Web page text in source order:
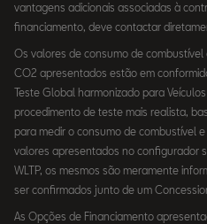
vantagens adicionais associadas à
financiamento, deve contactar
Os valores de consumo de
CO2 apresentados estão em
Teste Global harmonizado para
procedimento de teste mais realista,
para medir o consumo de combustível
valores apresentados no configurador
WLTP, os mesmos são meramente
ser confirmados junto de um
As Opções de Financiamento